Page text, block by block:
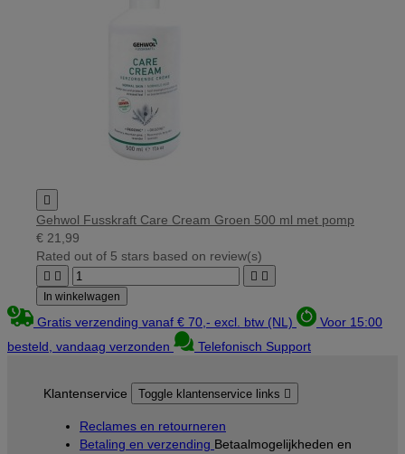

Gehwol Fusskraft Care Cream Groen 500 ml met pomp
€ 21,99
Rated out of 5 stars based on review(s)
   
In winkelwagen
Gratis verzending vanaf € 70,- excl. btw (NL)
Voor 15:00
besteld, vandaag verzonden
Telefonisch Support
Klantenservice Toggle klantenservice links 
Reclames en retourneren
Betaling en verzending Betaalmogelijkheden en